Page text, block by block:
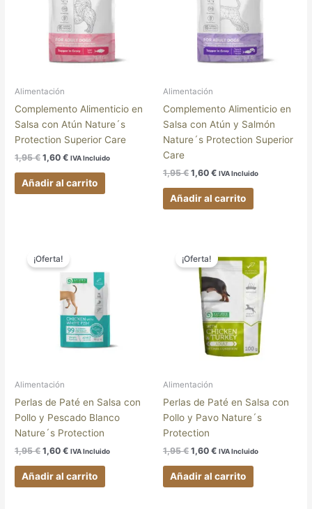
Alimentación
Complemento Alimenticio en
Salsa con Atún Nature´s
Protection Superior Care
1,95€ 1,60€ IVA Incluido
Añadir al carrito
Alimentación
Complemento Alimenticio en
Salsa con Atún y Salmón
Nature´s Protection Superior
Care
1,95€ 1,60 € IVA Incluido
Añadir al carrito
¡Oferta!
Alimentación
Perlas de Paté en Salsa con
Pollo y Pescado Blanco
Nature´s Protection
1,95€
precio
original
1,95 €.
1,60€
actual
es:
1,60 €.
IVA Incluido
Añadir al carrito
¡Oferta!
Alimentación
Perlas de Paté en Salsa con
Pollo y Pavo Nature´s
Protection
1,95€
precio
original
era:
1,95 €.
1,60 €
actual
es:
1,60 €.
IVA Incluido
Añadir al carrito